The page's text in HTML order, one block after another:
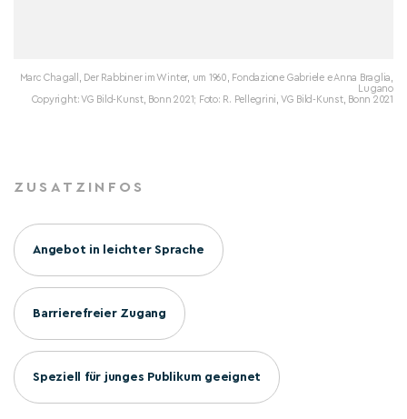
Marc Chagall, Der Rabbiner im Winter, um 1960, Fondazione Gabriele e Anna Braglia,
Lugano
Copyright: VG Bild-Kunst, Bonn 2021; Foto: R. Pellegrini, VG Bild-Kunst, Bonn 2021
ZUSATZINFOS
Angebot in leichter Sprache
Barrierefreier Zugang
Speziell für junges Publikum geeignet